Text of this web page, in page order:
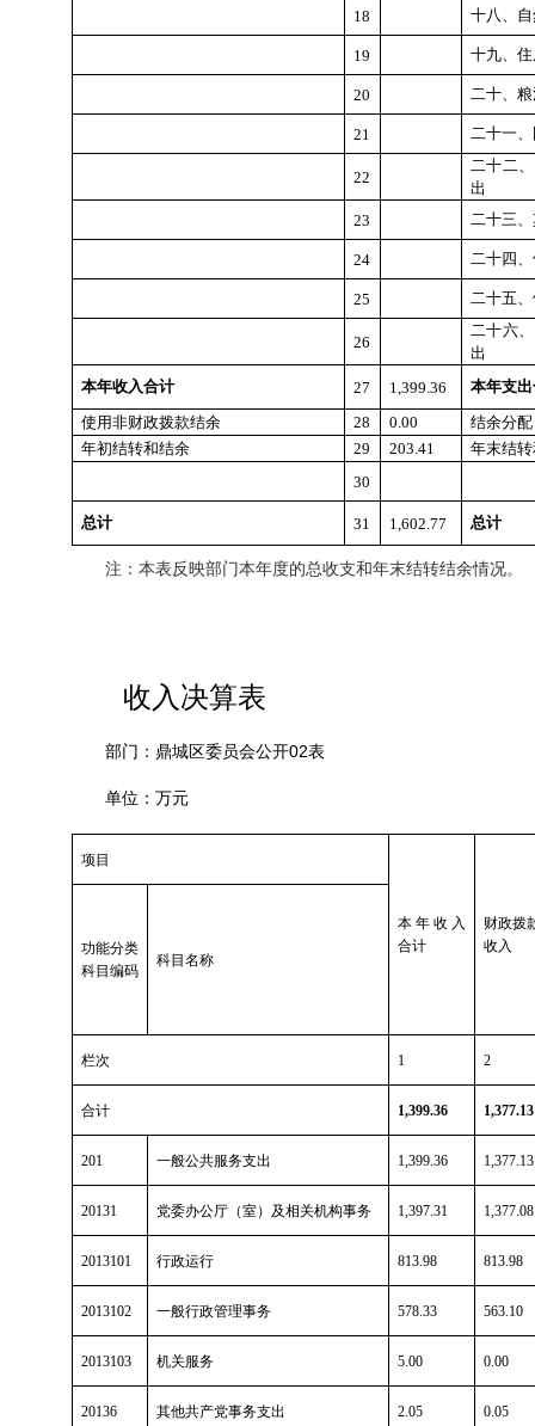
18 十八、
19 十九、
20 二十、
21 二十一
22
二十二
出
23
二十三
24 二十四
25 二十五
26
二十六
出
本年收入合计
27 1,399.36
本年支
使用非财政拨款结余
28 0.00
结余分配
年初结转和结余
29 203.41
年末结
30
总计 31 1,602.77 总计
注：本表反映部门本年度的总收支和年末结转结余情况。
收入决算表
部门：鼎城区委员会公开02表
单位：万元
项目
本年收入
合计
财政拨
收入
功能分类
科目编码
科目名称
栏次 1 2
合计 1,399.36 1,377.13
201 一般公共服务支出 1,399.36 1,377.13
20131 党委办公厅（室）及相关机构事务 1,397.31 1,377.08
2013101 行政运行 813.98 813.98
2013102 一般行政管理事务 578.33 563.10
2013103 机关服务 5.00 0.00
20136 其他共产党事务支出 2.05 0.05